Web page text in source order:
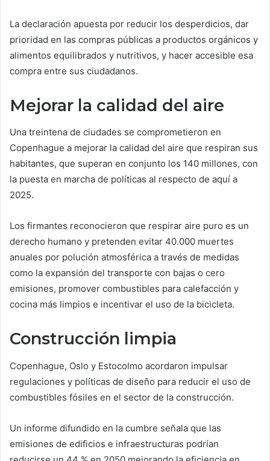
La declaración apuesta por reducir los desperdicios, dar
prioridad en las compras públicas a productos orgánicos y
alimentos equilibrados y nutritivos, y hacer accesible esa
compra entre sus ciudadanos.
Mejorar la calidad del aire
Una treintena de ciudades se comprometieron en
Copenhague a mejorar la calidad del aire que respiran sus
habitantes, que superan en conjunto los 140 millones, con
la puesta en marcha de políticas al respecto de aquí a
2025.
Los firmantes reconocieron que respirar aire puro es un
derecho humano y pretenden evitar 40.000 muertes
anuales por polución atmosférica a través de medidas
como la expansión del transporte con bajas o cero
emisiones, promover combustibles para calefacción y
cocina más limpios e incentivar el uso de la bicicleta.
Construcción limpia
Copenhague, Oslo y Estocolmo acordaron impulsar
regulaciones y políticas de diseño para reducir el uso de
combustibles fósiles en el sector de la construcción.
Un informe difundido en la cumbre señala que las
emisiones de edificios e infraestructuras podrían